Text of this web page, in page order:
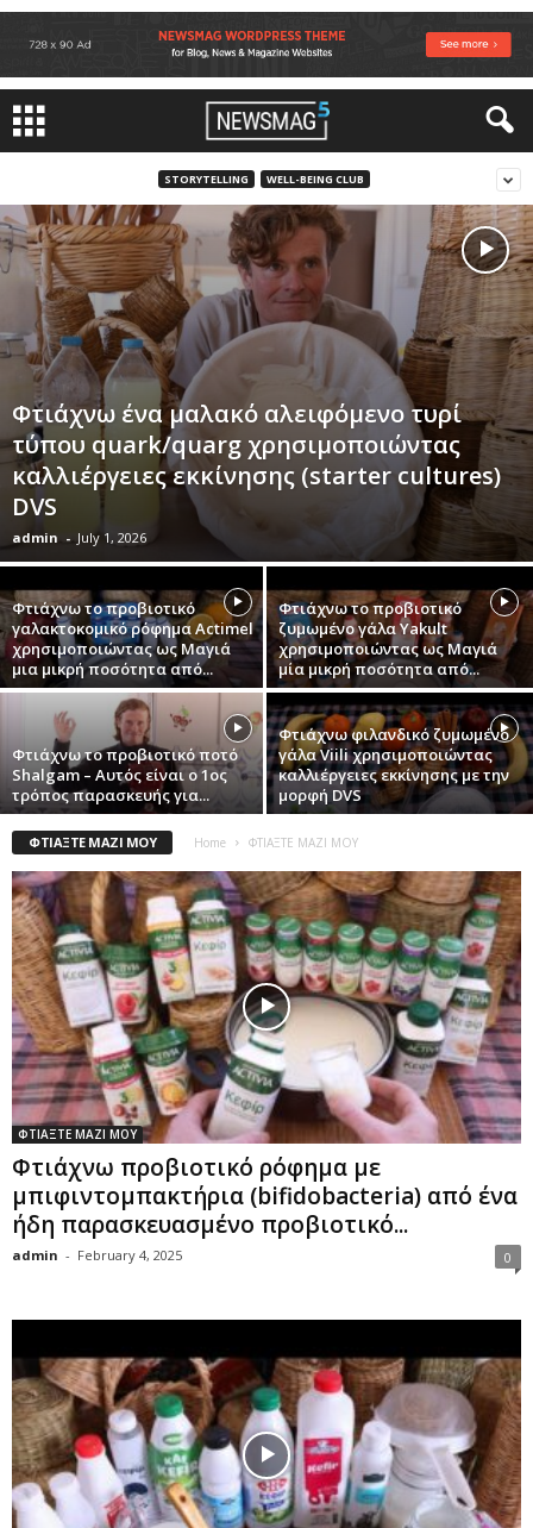
STORYTELLING WELL-BEING CLUB
Φτιάχνω ένα μαλακό αλειφόμενο τυρί
τύπου quark/quarg χρησιμοποιώντας
καλλιέργειες εκκίνησης (starter cultures)
DVS
admin - July 1, 2026
Φτιάχνω το προβιοτικό
γαλακτοκομικό ρόφημα Actimel
χρησιμοποιώντας ως Μαγιά
μια μικρή ποσότητα από...
Φτιάχνω το προβιοτικό
ζυμωμένο γάλα Yakult
χρησιμοποιώντας ως Μαγιά
μία μικρή ποσότητα από...
Φτιάχνω το προβιοτικό ποτό
Shalgam – Αυτός είναι ο 1ος
τρόπος παρασκευής για...
Φτιάχνω φιλανδικό ζυμωμένο
γάλα Viili χρησιμοποιώντας
καλλιέργειες εκκίνησης με την
μορφή DVS
ΦΤΙΑΞΤΕ ΜΑΖΙ ΜΟΥ Home ΦΤΙΑΞΤΕ ΜΑΖΙ ΜΟΥ
ΦΤΙΑΞΤΕ ΜΑΖΙ ΜΟΥ
Φτιάχνω προβιοτικό ρόφημα με
μπιφιντομπακτήρια (bifidobacteria) από ένα
ήδη παρασκευασμένο προβιοτικό...
admin - February 4, 2025 0